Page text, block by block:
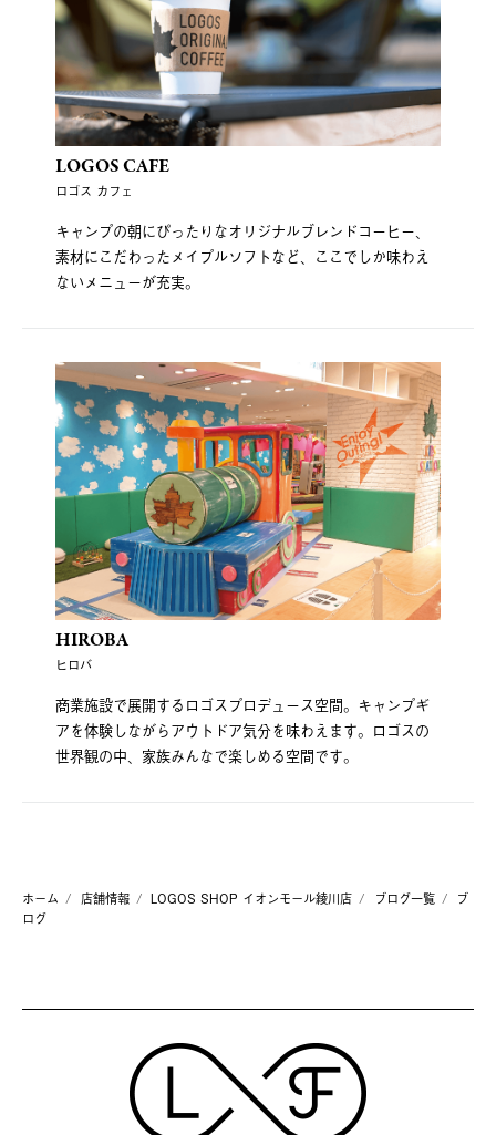
LOGOS CAFE
ロゴス カフェ
キャンプの朝にぴったりなオリジナルブレンドコーヒー、
素材にこだわったメイプルソフトなど、ここでしか味わえ
ないメニューが充実。
HIROBA
ヒロバ
商業施設で展開するロゴスプロデュース空間。キャンプギ
アを体験しながらアウトドア気分を味わえます。ロゴスの
世界観の中、家族みんなで楽しめる空間です。
ホーム 店舗情報 LOGOS SHOP イオンモール綾川店 ブログ一覧
ブ
ログ